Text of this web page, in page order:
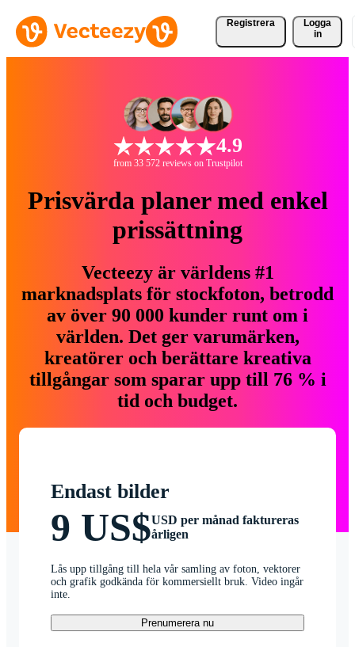
Registrera
Logga
in
4.9
from 33 572 reviews on Trustpilot
Prisvärda planer med enkel
prissättning
Vecteezy är världens #1
marknadsplats för stockfoton, betrodd
av över 90 000 kunder runt om i
världen. Det ger varumärken,
kreatörer och berättare kreativa
tillgångar som sparar upp till 76 % i
tid och budget.
Endast bilder
9 US$USD per månad faktureras
årligen
Lås upp tillgång till hela vår samling av foton, vektorer
och grafik godkända för kommersiellt bruk. Video ingår
inte.
Prenumerera nu